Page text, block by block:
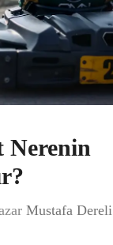
Nerenin
Mustafa Dereli